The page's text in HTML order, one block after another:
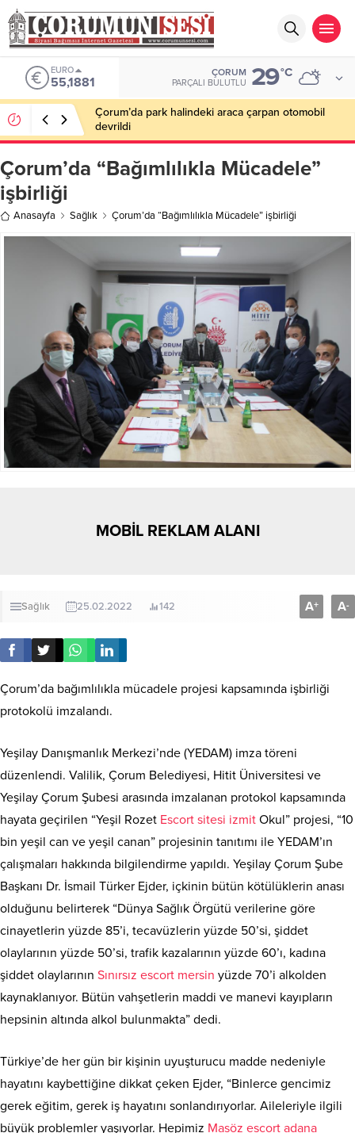
EURO
55,1881
ÇORUM
PARÇALI BULUTLU 29°C
Çorum’da park halindeki araca çarpan otomobil
devrildi
Çorum’da “Bağımlılıkla Mücadele”
işbirliği
Anasayfa Sağlık Çorum’da “Bağımlılıkla Mücadele” işbirliği
MOBİL REKLAM ALANI
Sağlık 25.02.2022 142 A+ A-
Çorum’da bağımlılıkla mücadele projesi kapsamında işbirliği
protokolü imzalandı.
Yeşilay Danışmanlık Merkezi’nde (YEDAM) imza töreni
düzenlendi. Valilik, Çorum Belediyesi, Hitit Üniversitesi ve
Yeşilay Çorum Şubesi arasında imzalanan protokol kapsamında
hayata geçirilen “Yeşil Rozet Escort sitesi izmit Okul” projesi, “10
bin yeşil can ve yeşil canan” projesinin tanıtımı ile YEDAM’ın
çalışmaları hakkında bilgilendirme yapıldı. Yeşilay Çorum Şube
Başkanı Dr. İsmail Türker Ejder, içkinin bütün kötülüklerin anası
olduğunu belirterek “Dünya Sağlık Örgütü verilerine göre
cinayetlerin yüzde 85’i, tecavüzlerin yüzde 50’si, şiddet
olaylarının yüzde 50’si, trafik kazalarının yüzde 60’ı, kadına
şiddet olaylarının Sınırsız escort mersin yüzde 70’i alkolden
kaynaklanıyor. Bütün vahşetlerin maddi ve manevi kayıpların
hepsinin altında alkol bulunmakta” dedi.
Türkiye’de her gün bir kişinin uyuşturucu madde nedeniyle
hayatını kaybettiğine dikkat çeken Ejder, “Binlerce gencimiz
gerek eğitim, gerek iş hayatını sonlandırıyorlar. Aileleriyle ilgili
büyük problemler yaşıyorlar. Hepimiz Masöz escort adana